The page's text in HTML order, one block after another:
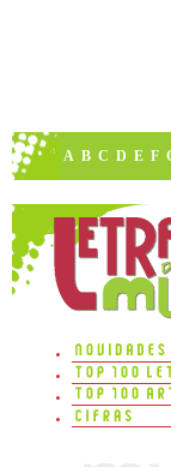
A B C D E F